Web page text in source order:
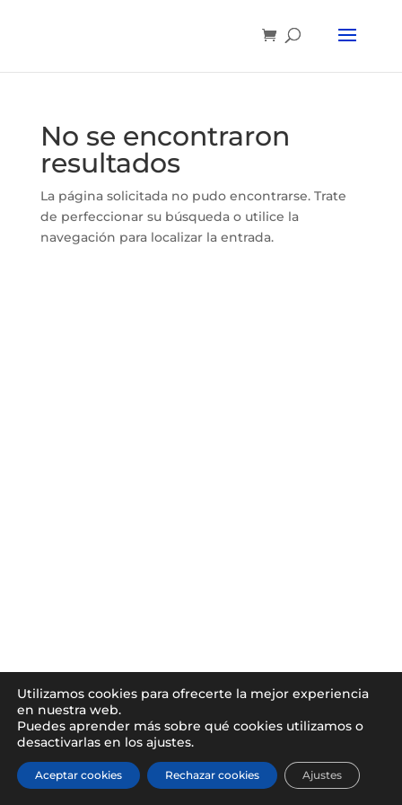
No se encontraron
resultados
La página solicitada no pudo encontrarse. Trate
de perfeccionar su búsqueda o utilice la
navegación para localizar la entrada.
Utilizamos cookies para ofrecerte la mejor experiencia
en nuestra web.
Puedes aprender más sobre qué cookies utilizamos o
desactivarlas en los ajustes.
Aceptar cookies Rechazar cookies Ajustes